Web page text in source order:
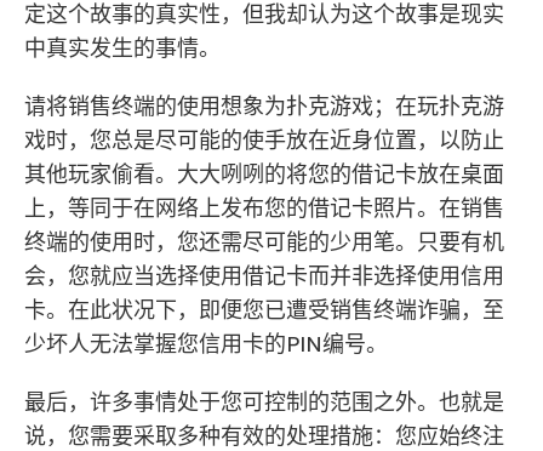
定这个故事的真实性，但我却认为这个故事是现实
中真实发生的事情。
请将销售终端的使用想象为扑克游戏；在玩扑克游
戏时，您总是尽可能的使手放在近身位置，以防止
其他玩家偷看。大大咧咧的将您的借记卡放在桌面
上，等同于在网络上发布您的借记卡照片。在销售
终端的使用时，您还需尽可能的少用笔。只要有机
会，您就应当选择使用借记卡而并非选择使用信用
卡。在此状况下，即便您已遭受销售终端诈骗，至
少坏人无法掌握您信用卡的PIN编号。
最后，许多事情处于您可控制的范围之外。也就是
说，您需要采取多种有效的处理措施：您应始终注